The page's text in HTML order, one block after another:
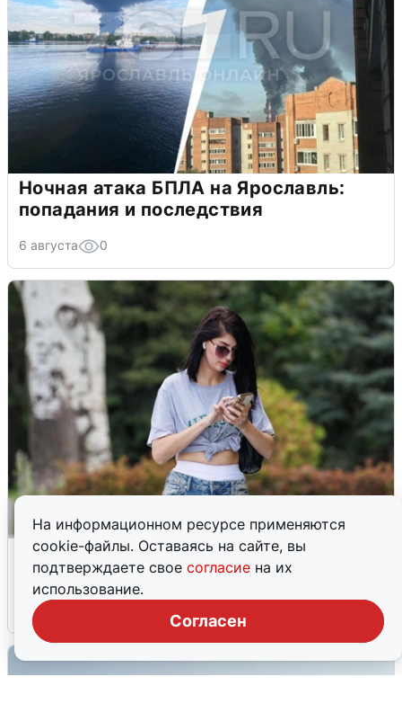
На информационном ресурсе применяются
cookie-файлы. Оставаясь на сайте, вы
подтверждаете свое согласие на их
использование.
Согласен
Ночная атака БПЛА на Ярославль:
попадания и последствия
6 августа 0
Волгоградцы остались без
мобильного интернета
6 августа